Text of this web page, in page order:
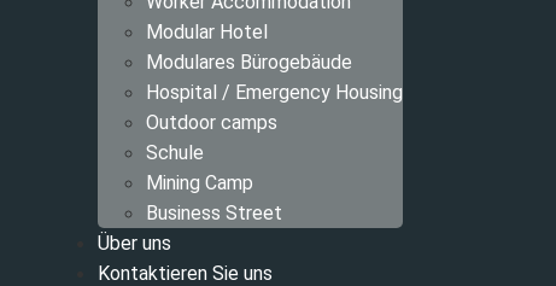
Modular Hotel
Modulares Bürogebäude
Hospital / Emergency Housing
Outdoor camps
Schule
Mining Camp
Business Street
Über uns
Kontaktieren Sie uns